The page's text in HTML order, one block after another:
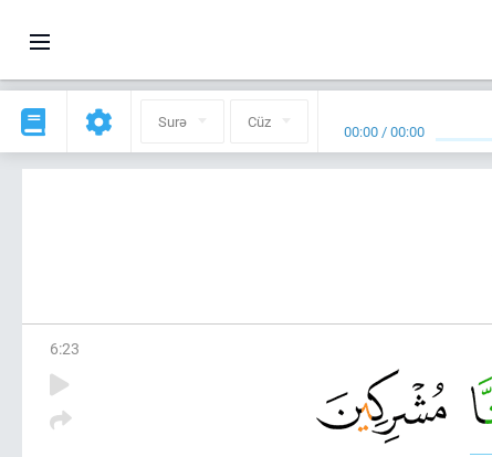
Surə Cüz 00:00 /00:00
6:23